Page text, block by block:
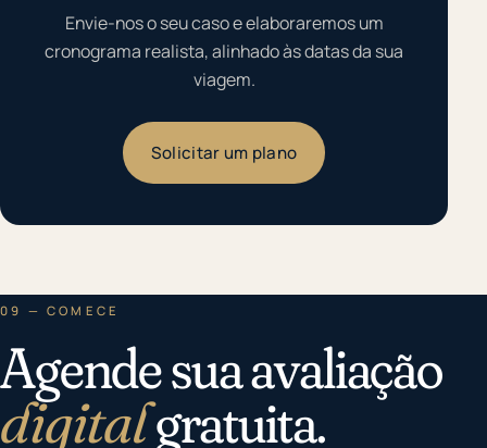
Envie-nos o seu caso e elaboraremos um
cronograma realista, alinhado às datas da sua
viagem.
Solicitar um plano
09 — COMECE
Agende sua avaliação
digitalgratuita.